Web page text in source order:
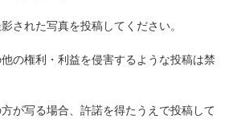
された写真を投稿してください。
の権利・利益を侵害するような投稿は禁
が写る場合、許諾を得たうえで投稿して